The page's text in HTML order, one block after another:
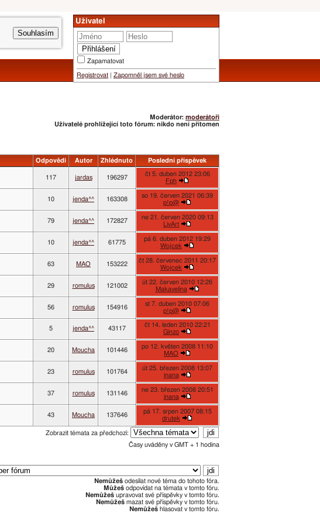
Souhlasím
Uživatel
Zapamatovat
Registrovat Zapomněl jsem své heslo
Moderátor: moderátoři
Uživatelé prohlížející toto fórum: nikdo není přítomen
Odpovědi Autor Zhlédnuto Poslední příspěvek
117 jardas 196297
čt 5. duben 2012 23:06
Fph
10 jenda^^ 163308
so 19. červen 2021 06:39
p!p@
79 jenda^^ 172827
ne 21. červen 2020 09:13
LivArt
10 jenda^^ 61775
pá 6. duben 2012 19:29
Wojcek
63 MAO 153222
čt 28. červenec 2011 20:17
Wojcek
29 romulus 121002
út 22. červen 2010 12:26
Makavelina
56 romulus 154916
st 7. duben 2010 07:06
p!p@
5 jenda^^ 43117
čt 14. leden 2010 22:21
Ginzo
20 Moucha 101446
po 12. květen 2008 11:10
MAO
23 romulus 101764
út 25. březen 2008 13:07
inana
37 romulus 131146
ne 23. březen 2008 20:51
inana
43 Moucha 137646
pá 17. srpen 2007 08:15
drutek
Zobrazit témata za předchozí:
Časy uváděny v GMT + 1 hodina
Nemůžeš odesílat nové téma do tohoto fóra.
Můžeš odpovídat na témata v tomto fóru.
Nemůžeš upravovat své příspěvky v tomto fóru.
Nemůžeš mazat své příspěvky v tomto fóru.
Nemůžeš hlasovat v tomto fóru.